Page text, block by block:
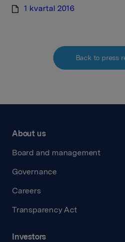
1 kvartal 2016
Back to press
About us
Board and management
Governance
Careers
Transparency Act
Investors